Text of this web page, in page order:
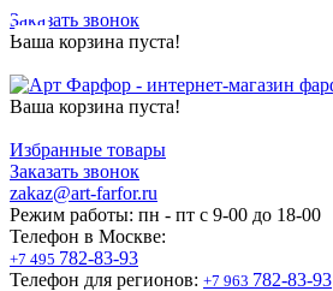
Заказать звонок
Ваша корзина пуста!
Ваша корзина пуста!
Избранные товары
Заказать звонок
zakaz@art-farfor.ru
Режим работы: пн - пт c 9-00 до 18-00
Телефон в Москве:
+7 495 782-83-93
Телефон для регионов: +7 963 782-83-93